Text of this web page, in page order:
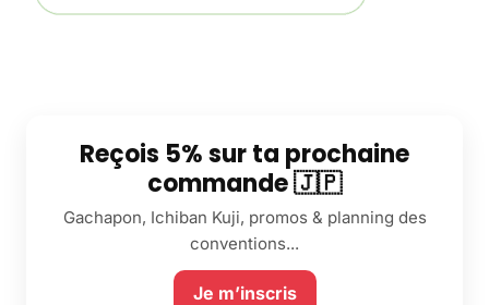
Reçois 5% sur ta prochaine
commande 🇯🇵
Gachapon, Ichiban Kuji, promos & planning des
conventions...
Je m’inscris